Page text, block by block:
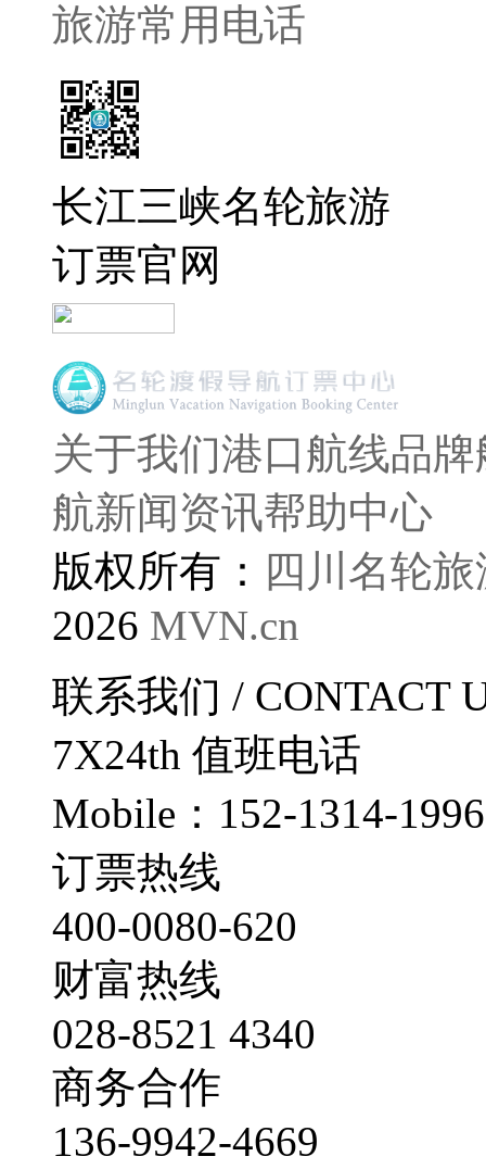
旅游常用电话
长江三峡名轮旅游
订票官网
关于我们港口航线品
航新闻资讯帮助中心
版权所有： 四川名轮
2026 MVN.cn
联系我们 / CONTACT
7X24th 值班电话
Mobile：152-1314-1996
订票热线
400-0080-620
财富热线
028-8521 4340
商务合作
136-9942-4669